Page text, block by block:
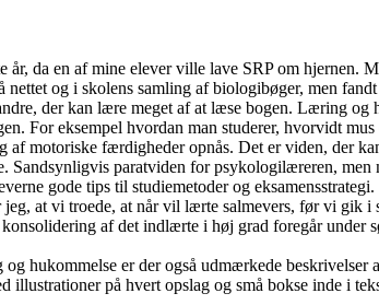
år, da en af mine elever ville lave SRP om
nettet og i skolens samling af biologibøger, men
der kan lære meget af at læse bogen. Læring og
For eksempel hvordan man studerer, hvorvidt
af motoriske færdigheder opnås. Det er viden, der
Sandsynligvis paratviden for psykologilæreren,
gode tips til studiemetoder og eksamensstrategi.
at vi troede, at når vil lærte salmevers, før vi gik
af det indlærte i høj grad foregår
hukommelse er der også udmærkede
illustrationer på hvert opslag og små bokse inde i